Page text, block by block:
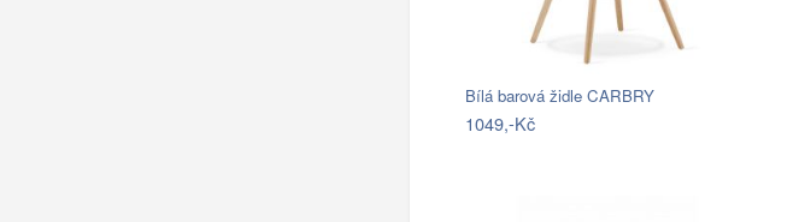
Bílá barová židle CARBRY
1049,-Kč